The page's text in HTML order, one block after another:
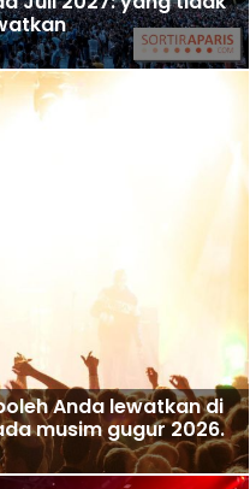
Anda lewatkan di
musim gugur 2026.